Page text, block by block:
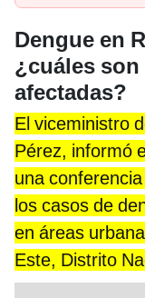
Dengue en
¿cuáles son
afectadas?
El viceministro
Pérez, informó
una
los casos de
en áreas
Este, Distrito